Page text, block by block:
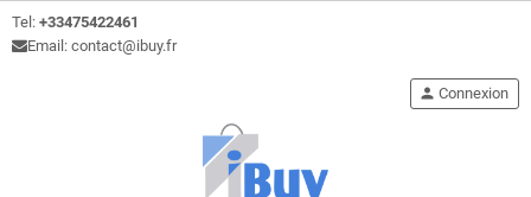
Tel: +33475422461
Email: contact@ibuy.fr
person Connexion